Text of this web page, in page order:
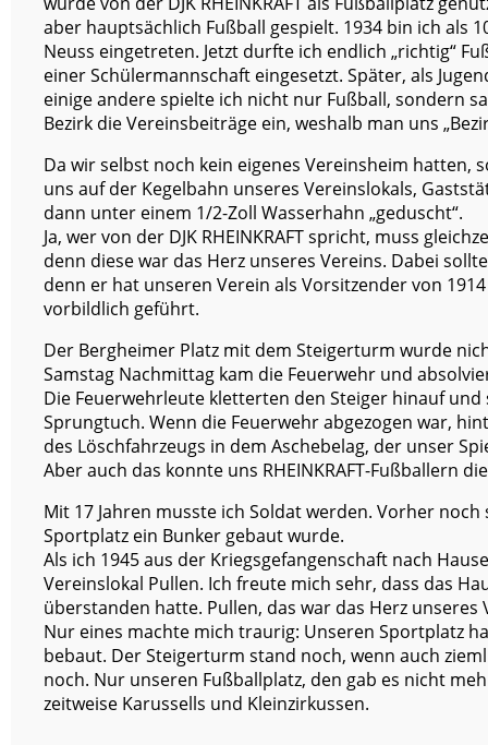
aber hauptsächlich Fußball gespielt. 1934 bin ich als
Neuss eingetreten. Jetzt durfte ich endlich „richtig“
einer Schülermannschaft eingesetzt. Später, als
einige andere spielte ich nicht nur Fußball, sondern
Bezirk die Vereinsbeiträge ein, weshalb man uns
Da wir selbst noch kein eigenes Vereinsheim hatten,
uns auf der Kegelbahn unseres Vereinslokals,
dann unter einem 1/2-Zoll Wasserhahn „geduscht“.
Ja, wer von der DJK RHEINKRAFT spricht, muss
denn diese war das Herz unseres Vereins. Dabei
denn er hat unseren Verein als Vorsitzender von
vorbildlich geführt.
Der Bergheimer Platz mit dem Steigerturm wurde
Samstag Nachmittag kam die Feuerwehr und
Die Feuerwehrleute kletterten den Steiger hinauf
Sprungtuch. Wenn die Feuerwehr abgezogen war,
des Löschfahrzeugs in dem Aschebelag, der unser
Aber auch das konnte uns RHEINKRAFT-Fußballern
Mit 17 Jahren musste ich Soldat werden. Vorher noch
Sportplatz ein Bunker gebaut wurde.
Als ich 1945 aus der Kriegsgefangenschaft nach
Vereinslokal Pullen. Ich freute mich sehr, dass das
überstanden hatte. Pullen, das war das Herz unseres
Nur eines machte mich traurig: Unseren Sportplatz
bebaut. Der Steigerturm stand noch, wenn auch
noch. Nur unseren Fußballplatz, den gab es nicht
zeitweise Karussells und Kleinzirkussen.